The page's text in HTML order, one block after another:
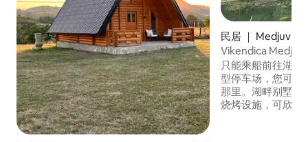
民居 ｜ Medjuvrsje
Vikendica
只能乘船前往湖畔
型停车场，您可以
那里。湖畔别墅配
烧烤设施，可欣赏